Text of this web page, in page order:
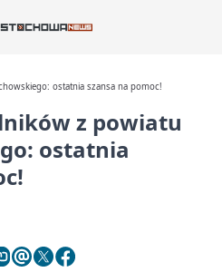
ostatnia szansa na pomoc!
z powiatu
ostatnia